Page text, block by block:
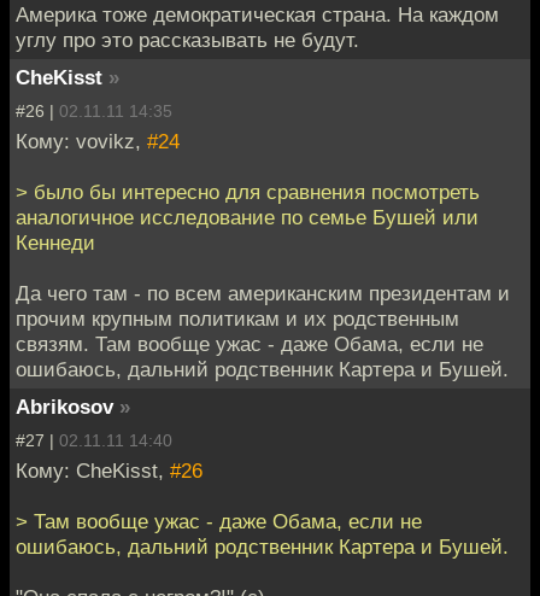
Америка тоже демократическая страна. На каждом
углу про это рассказывать не будут.
CheKisst »
#26 | 02.11.11 14:35
Кому: vovikz, #24
> было бы интересно для сравнения посмотреть
аналогичное исследование по семье Бушей или
Кеннеди
Да чего там - по всем американским президентам и
прочим крупным политикам и их родственным
связям. Там вообще ужас - даже Обама, если не
ошибаюсь, дальний родственник Картера и Бушей.
Abrikosov »
#27 | 02.11.11 14:40
Кому: CheKisst, #26
> Там вообще ужас - даже Обама, если не
ошибаюсь, дальний родственник Картера и Бушей.